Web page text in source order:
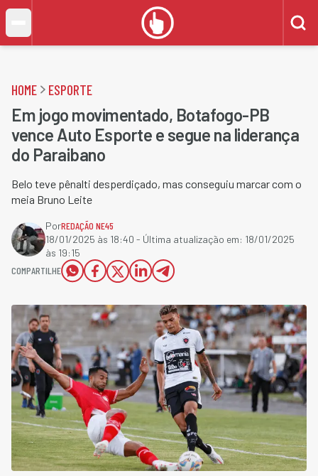
HOME ESPORTE
Em jogo movimentado, Botafogo-PB
vence Auto Esporte e segue na liderança
do Paraibano
Belo teve pênalti desperdiçado, mas conseguiu marcar com o
meia Bruno Leite
PorREDAÇÃO NE45
18/01/2025 às 18:40 - Última atualização em: 18/01/2025
às 19:15
COMPARTILHE